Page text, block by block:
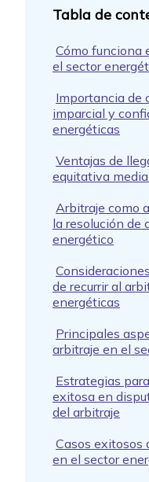
Cómo funciona
el sector
Importancia de
imparcial y
energéticas
Ventajas de
equitativa
Arbitraje como
la resolución de
energético
de recurrir al
energéticas
Principales
arbitraje en el
Estrategias
exitosa en
del arbitraje
Casos exitosos
en el sector